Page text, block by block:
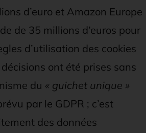
d’euro et Amazon Europe
de 35 millions d’euros pour
d’utilisation des cookies
ont été prises sans
du « guichet unique »
par le GDPR ; c’est
des données